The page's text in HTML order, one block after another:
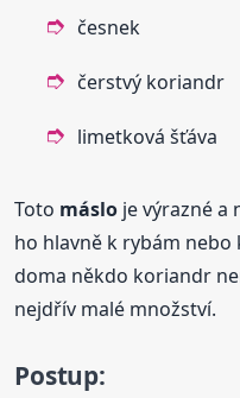
česnek
čerstvý koriandr
limetková šťáva
Toto máslo je výrazné a
ho hlavně k rybám nebo
doma někdo koriandr
nejdřív malé množství.
Postup: